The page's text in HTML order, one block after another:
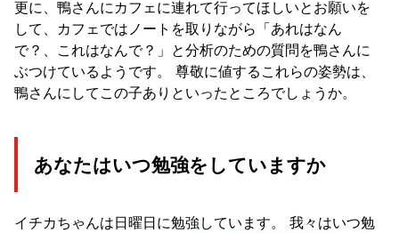
更に、鴨さんにカフェに連れて行ってほしいとお願いを
して、カフェではノートを取りながら「あれはなん
で？、これはなんで？」と分析のための質問を鴨さんに
ぶつけているようです。 尊敬に値するこれらの姿勢は、
鴨さんにしてこの子ありといったところでしょうか。
あなたはいつ勉強をしていますか
イチカちゃんは日曜日に勉強しています。 我々はいつ勉